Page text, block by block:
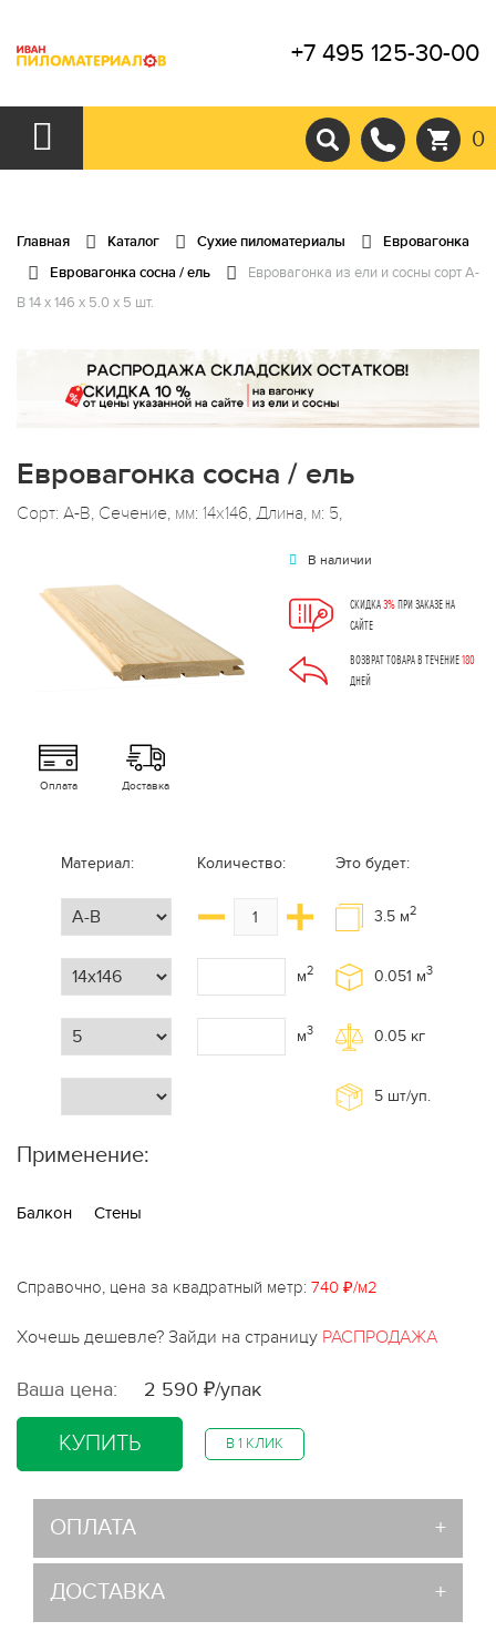
+7 495 125-30-00
0
Главная Каталог Сухие пиломатериалы
Евровагонка
Евровагонка сосна / ель
Евровагонка из ели и сосны сорт А-
В 14 x 146 x 5.0 x 5 шт.
Евровагонка сосна / ель
Сорт: А-В, Сечение, мм: 14x146, Длина, м: 5,
В наличии
СКИДКА3%ПРИ ЗАКАЗЕ НА
САЙТЕ
ВОЗВРАТ ТОВАРА В ТЕЧЕНИЕ180
ДНЕЙ
Оплата Доставка
Материал: Количество:
м2
м3
Это будет:
3.5 м2
0.051 м3
0.05 кг
5 шт/уп.
Применение:
Балкон Стены
Справочно, цена за квадратный метр: 740 ₽/м2
Хочешь дешевле? Зайди на страницу РАСПРОДАЖА
Ваша цена: 2 590 ₽/упак
КУПИТЬ В 1 КЛИК
ОПЛАТА
ДОСТАВКА